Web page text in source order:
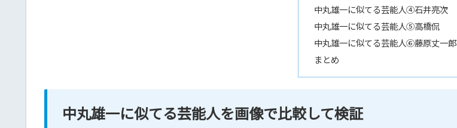
中丸雄一に似てる芸能人④石井亮次
中丸雄一に似てる芸能人⑤高橋侃
中丸雄一に似てる芸能人⑥藤原丈一郎
まとめ
中丸雄一に似てる芸能人を画像で比較して検証